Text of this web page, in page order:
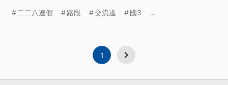
二二八連假 路段 交流道 國3 ...
1